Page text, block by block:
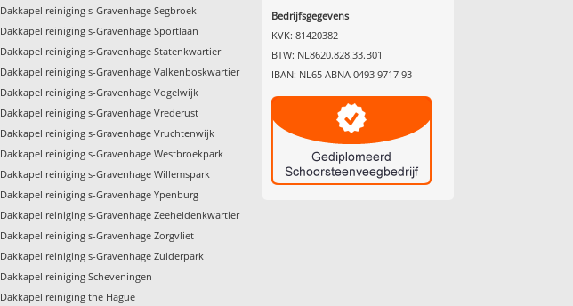
Dakkapel reiniging s-Gravenhage Segbroek
Dakkapel reiniging s-Gravenhage Sportlaan
Dakkapel reiniging s-Gravenhage Statenkwartier
Dakkapel reiniging s-Gravenhage Valkenboskwartier
Dakkapel reiniging s-Gravenhage Vogelwijk
Dakkapel reiniging s-Gravenhage Vrederust
Dakkapel reiniging s-Gravenhage Vruchtenwijk
Dakkapel reiniging s-Gravenhage Westbroekpark
Dakkapel reiniging s-Gravenhage Willemspark
Dakkapel reiniging s-Gravenhage Ypenburg
Dakkapel reiniging s-Gravenhage Zeeheldenkwartier
Dakkapel reiniging s-Gravenhage Zorgvliet
Dakkapel reiniging s-Gravenhage Zuiderpark
Dakkapel reiniging Scheveningen
Dakkapel reiniging the Hague
Bedrijfsgegevens
KVK: 81420382
BTW: NL8620.828.33.B01
IBAN: NL65 ABNA 0493 9717 93